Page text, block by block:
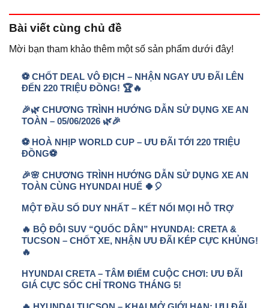
Bài viết cùng chủ đề
Mời bạn tham khảo thêm một số sản phẩm dưới đây!
⚽ CHỐT DEAL VÔ ĐỊCH – NHẬN NGAY ƯU ĐÃI LÊN
ĐẾN 220 TRIỆU ĐỒNG! 🏆🔥
🎉🌿 CHƯƠNG TRÌNH HƯỚNG DẪN SỬ DỤNG XE AN
TOÀN – 05/06/2026 🌿🎉
⚽ HOÀ NHỊP WORLD CUP – ƯU ĐÃI TỚI 220 TRIỆU
ĐỒNG⚽
🎉🌸 CHƯƠNG TRÌNH HƯỚNG DẪN SỬ DỤNG XE AN
TOÀN CÙNG HYUNDAI HUẾ 🍀🎈
MỘT ĐẦU SỐ DUY NHẤT – KẾT NỐI MỌI HỖ TRỢ
🔥 BỘ ĐÔI SUV “QUỐC DÂN” HYUNDAI: CRETA &
TUCSON – CHỐT XE, NHẬN ƯU ĐÃI KÉP CỰC KHỦNG!
🔥
HYUNDAI CRETA – TÂM ĐIỂM CUỘC CHƠI: ƯU ĐÃI
GIÁ CỰC SỐC CHỈ TRONG THÁNG 5!